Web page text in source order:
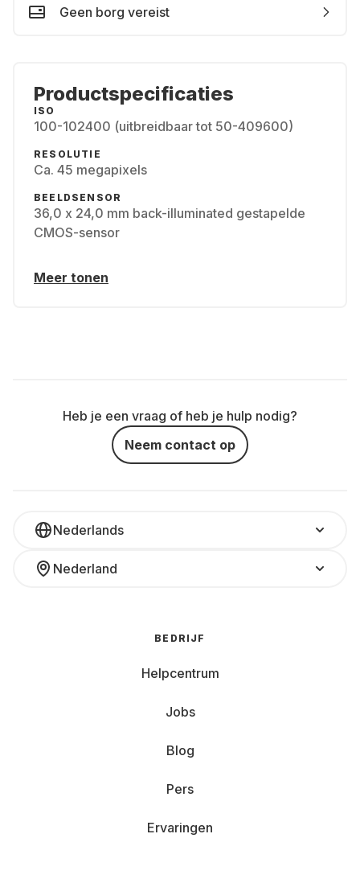
Geen borg vereist
Productspecificaties
ISO
100-102400 (uitbreidbaar tot 50-409600)
RESOLUTIE
Ca. 45 megapixels
BEELDSENSOR
36,0 x 24,0 mm back-illuminated gestapelde
CMOS-sensor
Meer tonen
Heb je een vraag of heb je hulp nodig?
Neem contact op
Nederlands
Nederland
BEDRIJF
Helpcentrum
Jobs
Blog
Pers
Ervaringen